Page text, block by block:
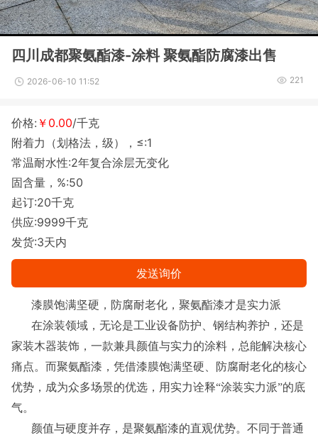
四川成都聚氨酯漆-涂料 聚氨酯防腐漆出售
2026-06-10 11:52 221
价格: ￥0.00/千克
附着力（划格法，级），≤:1
常温耐水性:2年复合涂层无变化
固含量，%:50
起订:20千克
供应:9999千克
发货:3天内
发送询价
漆膜饱满坚硬，防腐耐老化，聚氨酯漆才是实力派
在涂装领域，无论是工业设备防护、钢结构养护，还是
家装木器装饰，一款兼具颜值与实力的涂料，总能解决核心
痛点。而聚氨酯漆，凭借漆膜饱满坚硬、防腐耐老化的核心
优势，成为众多场景的优选，用实力诠释“涂装实力派”的底
气。
颜值与硬度并存，是聚氨酯漆的直观优势。不同于普通